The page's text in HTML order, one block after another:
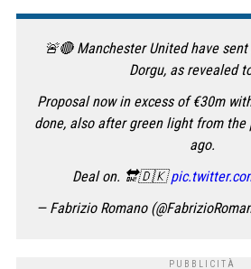
🚨🔴 Manchester United have
Dorgu, as revealed
Proposal now in excess of €30m
done, also after green light from the
ago.
Deal on. 🔛🇩🇰
— Fabrizio Romano